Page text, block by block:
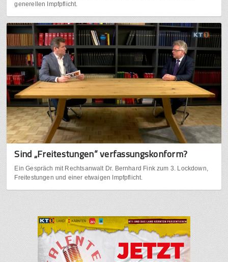
generellen Impfpflicht.
Sind „Freitestungen“ verfassungskonform?
Ein Gespräch mit Rechtsanwalt Dr. Bernhard Fink zum 3. Lockdown,
Freitestungen und einer etwaigen Impfpflicht.